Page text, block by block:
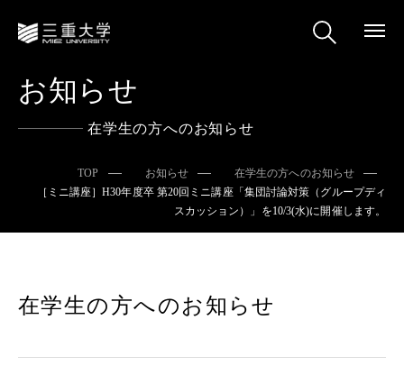
お知らせ
在学生の方へのお知らせ
TOP お知らせ
在学生の方へのお知らせ
［ミニ講座］H30年度卒 第20回ミニ講座「集団討論対策（グループディ
スカッション）」を10/3(水)に開催します。
在学生の方へのお知らせ